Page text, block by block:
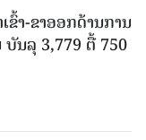
ຂົ້າ-ຂາອອກດ້ານການ
ນລຸ 3,779 ຕື້ 750